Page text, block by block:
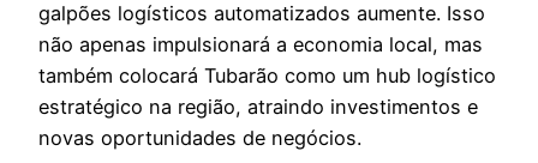
galpões logísticos automatizados aumente. Isso
não apenas impulsionará a economia local, mas
também colocará Tubarão como um hub logístico
estratégico na região, atraindo investimentos e
novas oportunidades de negócios.